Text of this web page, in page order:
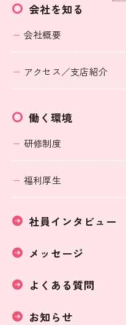
会社を知る
会社概要
アクセス／支店紹介
働く環境
研修制度
福利厚生
社員インタビュー
メッセージ
よくある質問
お知らせ